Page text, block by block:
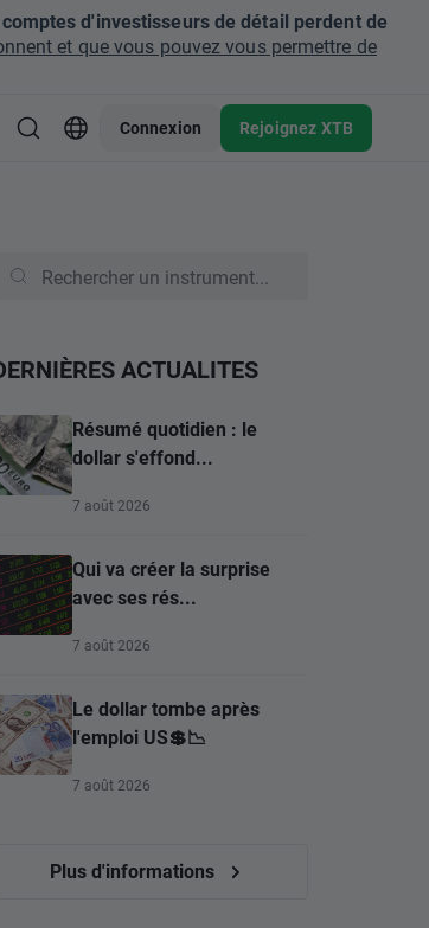
comptes d'investisseurs de détail perdent de
et que vous pouvez vous permettre de
Connexion Rejoignez XTB
ACTUALITES
Résumé quotidien : le
dollar s'effond...
7 août 2026
Qui va créer la surprise
avec ses rés...
7 août 2026
Le dollar tombe après
l'emploi US💲📉
7 août 2026
Plus d'informations